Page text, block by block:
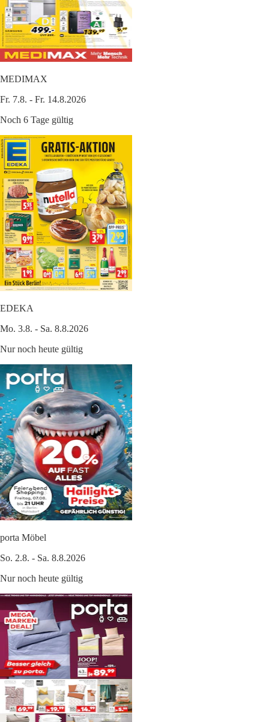
MEDIMAX
Fr. 7.8. - Fr. 14.8.2026
Noch 6 Tage gültig
EDEKA
Mo. 3.8. - Sa. 8.8.2026
Nur noch heute gültig
porta Möbel
So. 2.8. - Sa. 8.8.2026
Nur noch heute gültig